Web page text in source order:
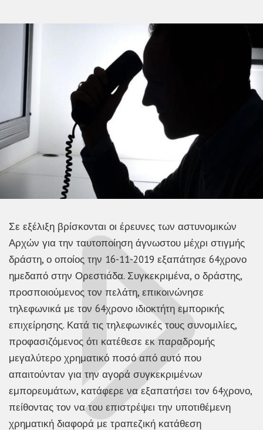
Σε εξέλιξη βρίσκονται οι έρευνες των αστυνομικών
Αρχών για την ταυτοποίηση άγνωστου μέχρι στιγμής
δράστη, ο οποίος την 16-11-2019 εξαπάτησε 64χρονο
ημεδαπό στην Ορεστιάδα. Συγκεκριμένα, ο δράστης,
προσποιούμενος τον πελάτη, επικοινώνησε
τηλεφωνικά με τον 64χρονο ιδιοκτήτη εμπορικής
επιχείρησης. Κατά τις τηλεφωνικές τους συνομιλίες,
προφασιζόμενος ότι κατέθεσε εκ παραδρομής
μεγαλύτερο χρηματικό ποσό από αυτό που
απαιτούνταν για την αγορά συγκεκριμένων
εμπορευμάτων, κατάφερε να εξαπατήσει τον 64χρονο,
πείθοντας τον να του επιστρέψει την υποτιθέμενη
χρηματική διαφορά με τραπεζική κατάθεση